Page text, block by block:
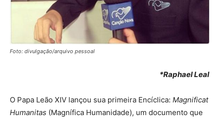
Foto: divulgação/arquivo pessoal
*Raphael Leal
O Papa Leão XIV lançou sua primeira Encíclica: Magnificat
Humanitas (Magnífica Humanidade), um documento que